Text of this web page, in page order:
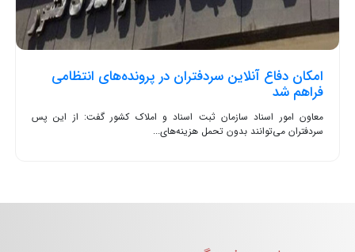
امکان دفاع آنلاین سردفتران در پرونده‌های انتظامی
فراهم شد
معاون امور اسناد سازمان ثبت اسناد و املاک کشور گفت: از این پس
سردفتران می‌توانند بدون تحمل هزینه‌های...